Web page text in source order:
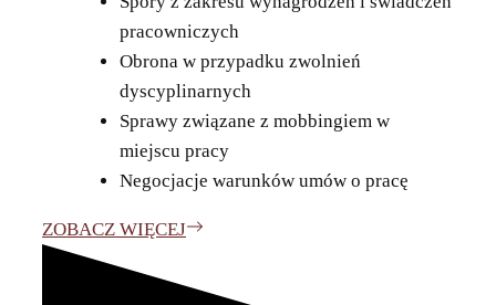
pracowniczych
Obrona w przypadku zwolnień
dyscyplinarnych
Sprawy związane z mobbingiem w
miejscu pracy
Negocjacje warunków umów o pracę
ZOBACZ WIĘCEJ